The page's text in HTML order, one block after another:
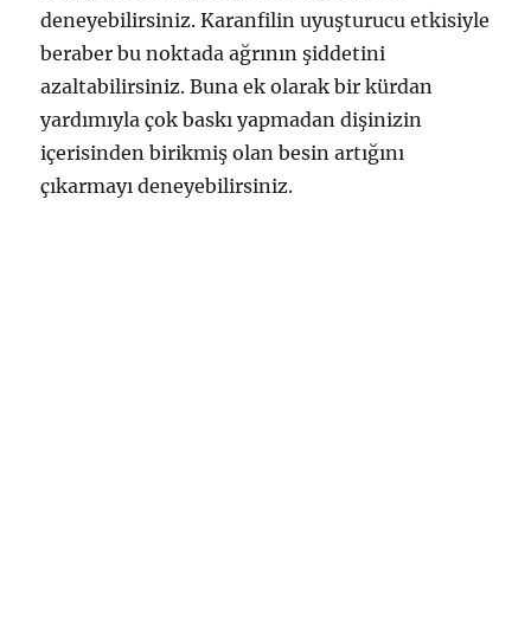
deneyebilirsiniz. Karanfilin uyuşturucu etkisiyle
beraber bu noktada ağrının şiddetini
azaltabilirsiniz. Buna ek olarak bir kürdan
yardımıyla çok baskı yapmadan dişinizin
içerisinden birikmiş olan besin artığını
çıkarmayı deneyebilirsiniz.